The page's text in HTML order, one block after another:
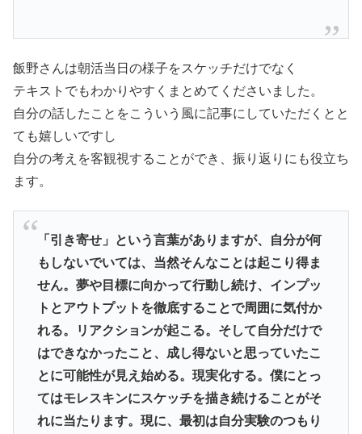
飯野さんは朝活当日の様子をスケッチだけでなく
テキストでもわかりやすくまとめてくださいました。
自分の話したことをこういう風に記事にしていただくとと
ても嬉しいですし
自分の考えを客観視することができ、振り返りにも役立ち
ます。
「引き寄せ」という言葉がありますが、自分が何
もしないでいては、当然そんなことは起こり得ま
せん。夢や目標に向かって行動し続け、インプッ
トとアウトプットを徹底することで周囲に気付か
れる。リアクションが起こる。そして自分だけで
はできなかったこと、成し得ないと思っていたこ
とに可能性が見え始める。現実化する。僕にとっ
てはモレスキンにスケッチを描き続けることがそ
れに当たります。現に、最初は自分実験のつもり